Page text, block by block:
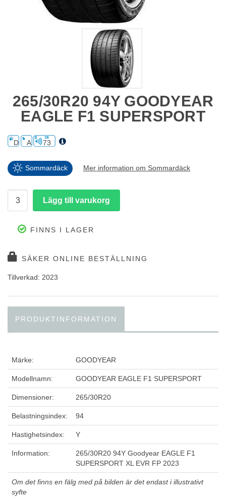
265/30R20 94Y GOODYEAR
EAGLE F1 SUPERSPORT
D A 73
Sommardäck Mer information om Sommardäck
FINNS I LAGER
SÄKER ONLINE BESTÄLLNING
Tillverkad: 2023
PRODUKTINFORMATION
Märke: GOODYEAR
Modellnamn: GOODYEAR EAGLE F1 SUPERSPORT
Dimensioner: 265/30R20
Belastningsindex: 94
Hastighetsindex: Y
Information:
265/30R20 94Y Goodyear EAGLE F1
SUPERSPORT XL EVR FP 2023
Om det finns en fälg med på bilden är det endast i illustrativt
syfte